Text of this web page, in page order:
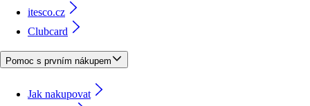
itesco.cz
Clubcard
Pomoc s prvním nákupem
Jak nakupovat